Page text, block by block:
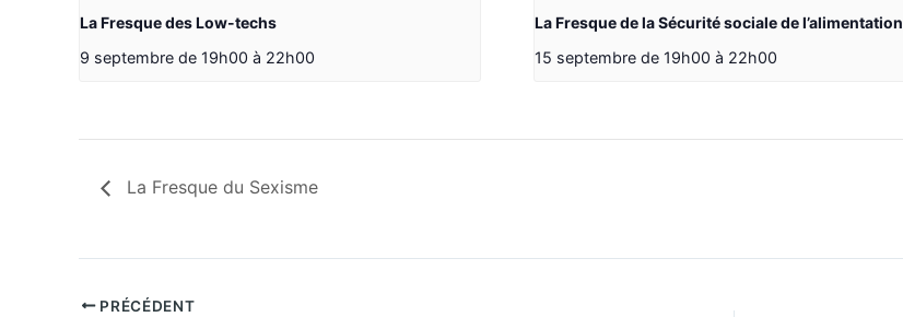
La Fresque des Low-techs
9 septembre de 19h00 à 22h00
La Fresque de la Sécurité sociale de l’alimentation
15 septembre de 19h00 à 22h00
La Fresque du Sexisme
PRÉCÉDENT